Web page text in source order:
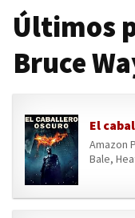
Últimos
Bruce
El
Amazon
Bale,